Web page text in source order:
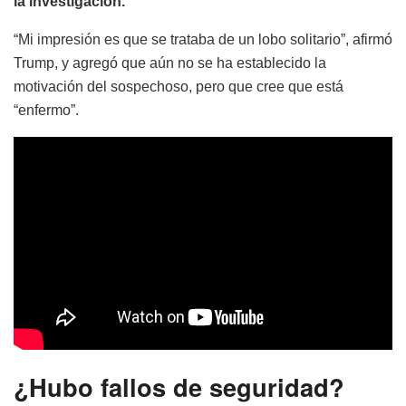
“Mi impresión es que se trataba de un lobo solitario”, afirmó
Trump, y agregó que aún no se ha establecido la
motivación del sospechoso, pero que cree que está
“enfermo”.
¿Hubo fallos de seguridad?